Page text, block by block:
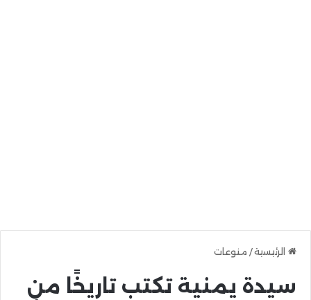
الرئيسية/ منوعات
سيدة يمنية تكتب تاريخًا من